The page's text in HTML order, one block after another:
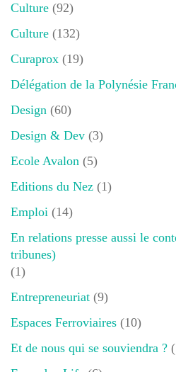
Culture (92)
Culture (132)
Curaprox (19)
Délégation de la Polynésie
Design (60)
Design & Dev (3)
Ecole Avalon (5)
Editions du Nez (1)
Emploi (14)
En relations presse aussi le
tribunes)
(1)
Entrepreneuriat (9)
Espaces Ferroviaires (10)
Et de nous qui se souviendra ?